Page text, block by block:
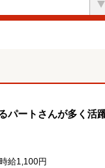
ートさんが多く活
給1,100円